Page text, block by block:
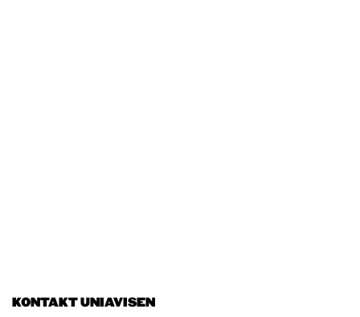
KONTAKT UNIAVISEN